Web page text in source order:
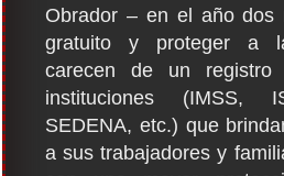
Obrador – en el año dos
gratuito y proteger a
carecen de un
instituciones (IMSS,
SEDENA, etc.) que
a sus trabajadores y